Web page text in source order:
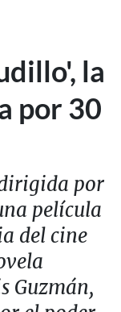
la
por 30
por
película
del cine
Guzmán,